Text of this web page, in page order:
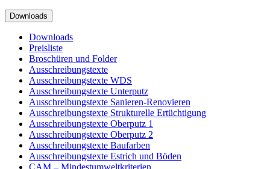
Downloads
Downloads
Preisliste
Broschüren und Folder
Ausschreibungstexte
Ausschreibungstexte WDS
Ausschreibungstexte Unterputz
Ausschreibungstexte Sanieren-Renovieren
Ausschreibungstexte Strukturelle Ertüchtigung
Ausschreibungstexte Oberputz 1
Ausschreibungstexte Oberputz 2
Ausschreibungstexte Baufarben
Ausschreibungstexte Estrich und Böden
CAM – Mindestumweltkriterien